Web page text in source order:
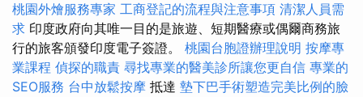
桃園外燴服務專家 工商登記的流程與注意事項 清潔人員需
求 印度政府向其唯一目的是旅遊、短期醫療或偶爾商務旅
行的旅客頒發印度電子簽證。 桃園台胞證辦理說明 按摩專
業課程 偵探的職責 尋找專業的醫美診所讓您更自信 專業的
SEO服務 台中放鬆按摩 抵達 墊下巴手術塑造完美比例的臉